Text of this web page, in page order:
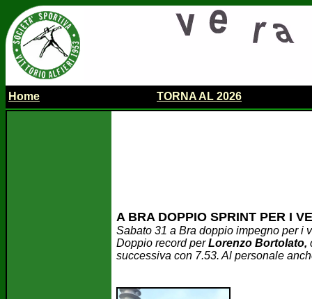
Home TORNA AL 2026
A BRA DOPPIO SPRINT PER I
Sabato 31 a Bra doppio impegno per i
Doppio record perLorenzo Bortolato,
successiva con 7.53. Al personale